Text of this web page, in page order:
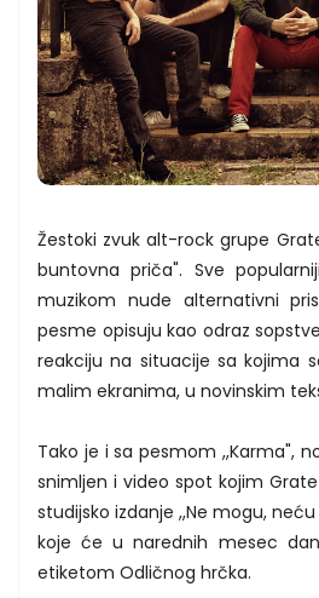
Žestoki zvuk alt-rock grupe
buntovna priča". Sve
muzikom nude alternativni
pesme opisuju kao odraz
reakciju na situacije sa kojima
malim ekranima, u novinskim
Tako je i sa pesmom ,,Karma",
snimljen i video spot kojim
studijsko izdanje ,,Ne mogu,
koje će u narednih mesec
etiketom Odličnog hrčka.